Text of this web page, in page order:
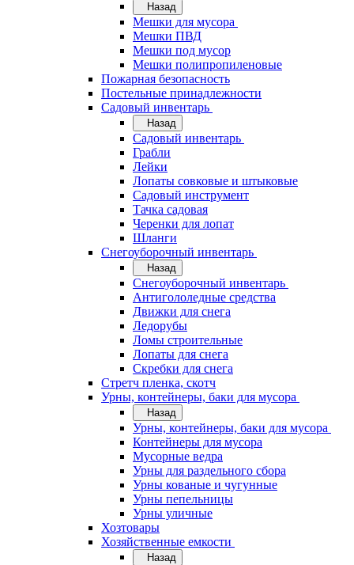
Назад
Мешки для мусора
Мешки ПВД
Мешки под мусор
Мешки полипропиленовые
Пожарная безопасность
Постельные принадлежности
Садовый инвентарь
Назад
Садовый инвентарь
Грабли
Лейки
Лопаты совковые и штыковые
Садовый инструмент
Тачка садовая
Черенки для лопат
Шланги
Снегоуборочный инвентарь
Назад
Снегоуборочный инвентарь
Антигололедные средства
Движки для снега
Ледорубы
Ломы строительные
Лопаты для снега
Скребки для снега
Стретч пленка, скотч
Урны, контейнеры, баки для мусора
Назад
Урны, контейнеры, баки для мусора
Контейнеры для мусора
Мусорные ведра
Урны для раздельного сбора
Урны кованые и чугунные
Урны пепельницы
Урны уличные
Хозтовары
Хозяйственные емкости
Назад